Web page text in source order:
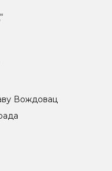
Вождовац